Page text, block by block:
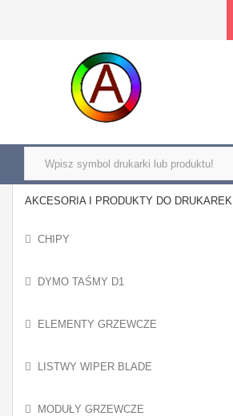
AKCESORIA I PRODUKTY DO DRUKAREK
CHIPY
DYMO TAŚMY D1
ELEMENTY GRZEWCZE
LISTWY WIPER BLADE
MODUŁY GRZEWCZE